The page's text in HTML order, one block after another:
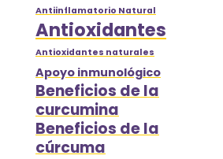
Antiinflamatorio Natural
Antioxidantes
Antioxidantes naturales
Apoyo inmunológico
Beneficios de la
curcumina
Beneficios de la
cúrcuma